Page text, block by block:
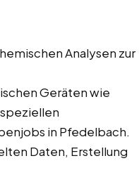
Analysen zur
Geräten wie
in Pfedelbach.
Daten, Erstellung